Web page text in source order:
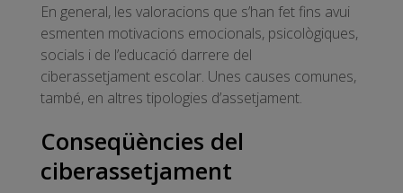
En general, les valoracions que s’han fet fins avui
esmenten motivacions emocionals, psicològiques,
socials i de l’educació darrere del
ciberassetjament escolar. Unes causes comunes,
també, en altres tipologies d’assetjament.
Conseqüències del
ciberassetjament